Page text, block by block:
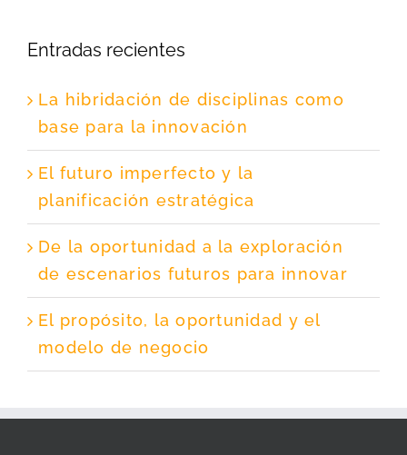
Entradas recientes
La hibridación de disciplinas como
base para la innovación
El futuro imperfecto y la
planificación estratégica
De la oportunidad a la exploración
de escenarios futuros para innovar
El propósito, la oportunidad y el
modelo de negocio